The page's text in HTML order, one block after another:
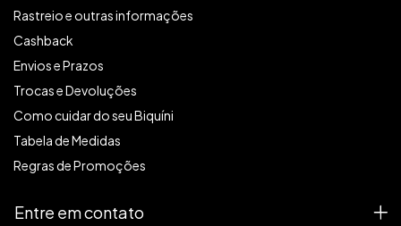
Rastreio e outras informações
Cashback
Envios e Prazos
Trocas e Devoluções
Como cuidar do seu Biquíni
Tabela de Medidas
Regras de Promoções
Entre em contato